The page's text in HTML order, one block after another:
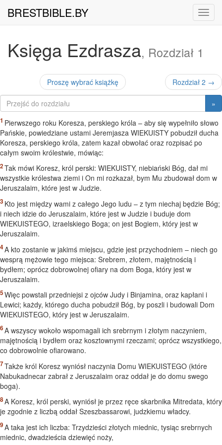
BRESTBIBLE.BY
Księga Ezdrasza, Rozdział 1
Proszę wybrać książkę Rozdział 2 →
»
Pierwszego roku Koresza, perskiego króla – aby się wypełniło słowo
Pańskie, powiedziane ustami Jeremjasza WIEKUISTY pobudził ducha
Koresza, perskiego króla, zatem kazał obwołać oraz rozpisać po
całym swoim królestwie, mówiąc:
Tak mówi Koresz, król perski: WIEKUISTY, niebiański Bóg, dał mi
wszystkie królestwa ziemi i On mi rozkazał, bym Mu zbudował dom w
Jeruszalaim, które jest w Judzie.
Kto jest między wami z całego Jego ludu – z tym niechaj będzie Bóg;
i niech idzie do Jeruszalaim, które jest w Judzie i buduje dom
WIEKUISTEGO, izraelskiego Boga; on jest Bogiem, który jest w
Jeruszalaim.
A kto zostanie w jakimś miejscu, gdzie jest przychodniem – niech go
wesprą mężowie tego miejsca: Srebrem, złotem, majętnością i
bydłem; oprócz dobrowolnej ofiary na dom Boga, który jest w
Jeruszalaim.
Więc powstali przedniejsi z ojców Judy i Binjamina, oraz kapłani i
Lewici; każdy, którego ducha pobudził Bóg, by poszli i budowali Dom
WIEKUISTEGO, który jest w Jeruszalaim.
A wszyscy wokoło wspomagali ich srebrnym i złotym naczyniem,
majętnością i bydłem oraz kosztownymi rzeczami; oprócz wszystkiego,
co dobrowolnie ofiarowano.
Także król Koresz wyniósł naczynia Domu WIEKUISTEGO (które
Nabukadnecar zabrał z Jeruszalaim oraz oddał je do domu swego
boga).
A Koresz, król perski, wyniósł je przez ręce skarbnika Mitredata, który
je zgodnie z liczbą oddał Szeszbassarowi, judzkiemu władcy.
A taka jest ich liczba: Trzydzieści złotych miednic, tysiąc srebrnych
miednic, dwadzieścia dziewięć noży,